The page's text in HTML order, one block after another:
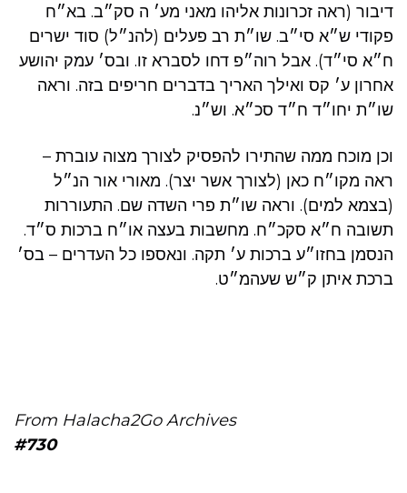
דיבור (ראה זכרונות אליהו מאני מע׳ ה סק״ב. בא״ח
פקודי ש״א סי״ב. שו״ת רב פעלים (להנ״ל) סוד ישרים
ח״א סי״ד). אבל רוה״פ דחו לסברא זו. ובס׳ עמק יהושע
אחרון ע׳ קס ואילך האריך בדברים חריפים בזה. וראה
שו״ת יחו״ד ח״ד סכ״א. וש״נ.
וכן מוכח ממה שהתירו להפסיק לצורך מצוה עוברת –
ראה מקו״ח כאן (לצורך אשר יצר). מאורי אור הנ״ל
(בצמא למים). וראה שו״ת פרי השדה שם. התעוררות
תשובה ח״א סקכ״ח. מחשבות בעצה או״ח ברכות ס״ד.
הנסמן בחזו״ע ברכות ע׳ תקה. ונאספו כל העדרים – בס׳
ברכת איתן ק״ש שעהמ״ט.
From Halacha2Go Archives
#730